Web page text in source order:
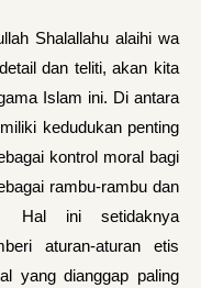
Shalallahu alaihi wa
dan teliti, akan kita
Islam ini. Di antara
kedudukan penting
kontrol moral bagi
rambu-rambu dan
Hal ini setidaknya
aturan-aturan etis
yang dianggap paling